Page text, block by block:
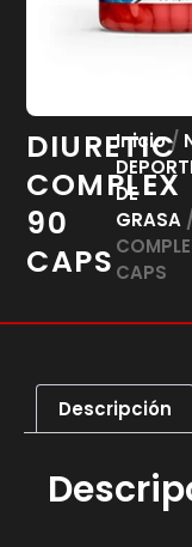
DIURETIC
COMPLEX
90
CAPS
Inicio/
DE
GRASA
CAPS
Descripción